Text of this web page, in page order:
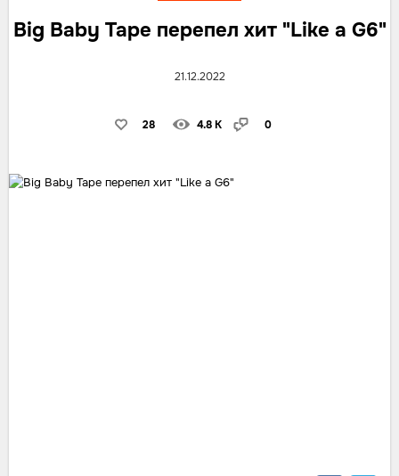
Big Baby Tape перепел хит "Like a G6"
21.12.2022
28 4.8 K 0